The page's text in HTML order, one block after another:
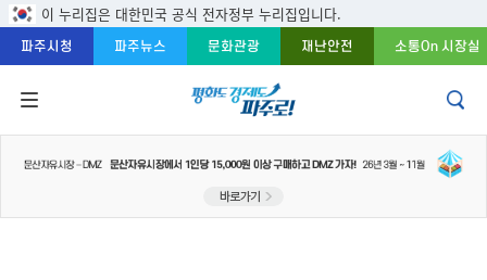
본문 바로가기
주메뉴 바로가기
푸터 바로가기
이 누리집은 대한민국 공식 전자정부 누리집입니다.
파주시청 파주뉴스 문화관광 재난안전 소통On 시장실